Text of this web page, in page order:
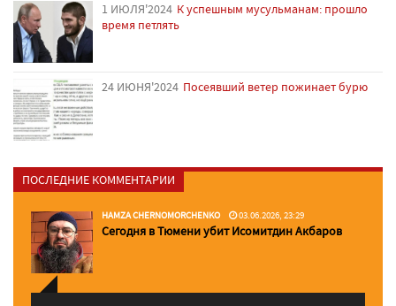
1 ИЮЛЯ'2024 К успешным мусульманам: прошло
время петлять
24 ИЮНЯ'2024 Посеявший ветер пожинает бурю
ПОСЛЕДНИЕ КОММЕНТАРИИ
HAMZA CHERNOMORCHENKO 03.06.2026, 23:29
Сегодня в Тюмени убит Исомитдин Акбаров